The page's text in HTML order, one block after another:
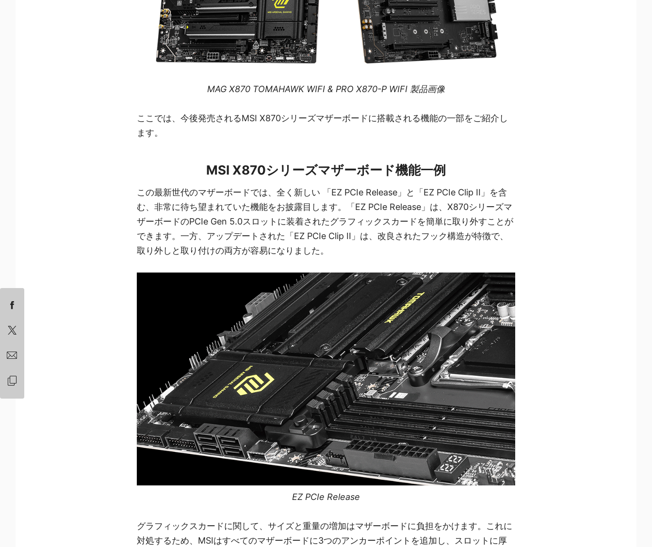
MAG X870 TOMAHAWK WIFI & PRO X870-P WIFI 製品画像
ここでは、今後発売されるMSI X870シリーズマザーボードに搭載される機能の一部をご紹介し
ます。
MSI X870シリーズマザーボード機能一例
この最新世代のマザーボードでは、全く新しい 「EZ PCIe Release」と「EZ PCIe Clip II」を含
む、非常に待ち望まれていた機能をお披露目します。「EZ PCIe Release」は、X870シリーズマ
ザーボードのPCIe Gen 5.0スロットに装着されたグラフィックスカードを簡単に取り外すことが
できます。一方、アップデートされた「EZ PCIe Clip II」は、改良されたフック構造が特徴で、
取り外しと取り付けの両方が容易になりました。
EZ PCIe Release
グラフィックスカードに関して、サイズと重量の増加はマザーボードに負担をかけます。これに
対処するため、MSIはすべてのマザーボードに3つのアンカーポイントを追加し、スロットに厚